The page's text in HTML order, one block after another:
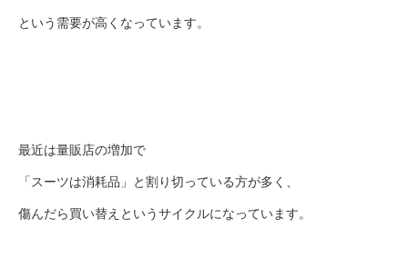
という需要が高くなっています。
最近は量販店の増加で
「スーツは消耗品」と割り切っている方が多く、
傷んだら買い替えというサイクルになっています。